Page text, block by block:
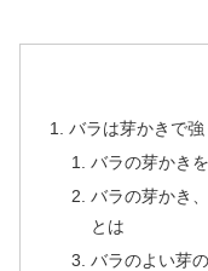
バラは芽かきで
バラの芽かき
バラの芽かき
とは
バラのよい芽